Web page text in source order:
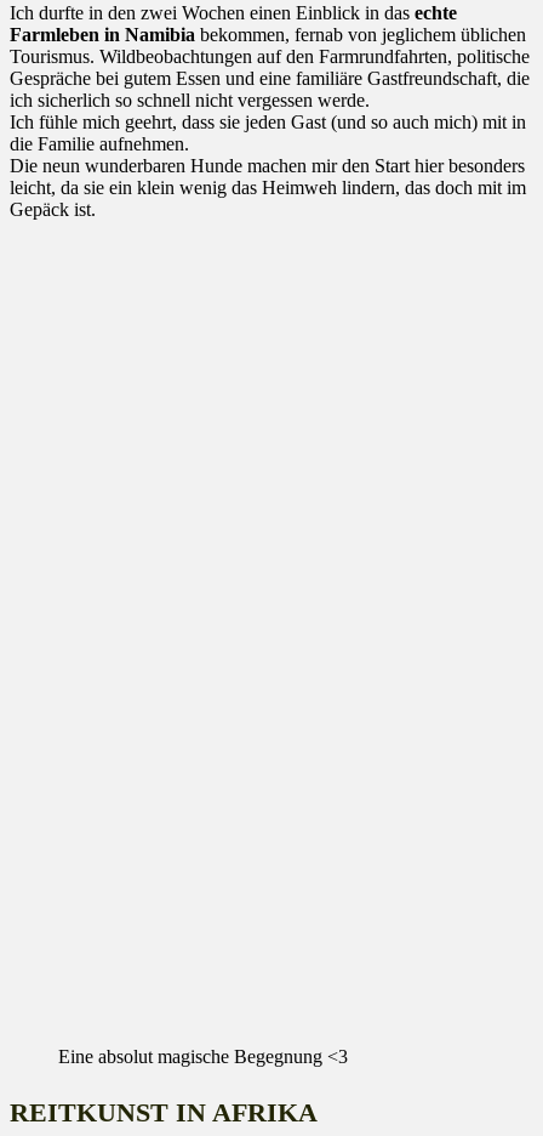
Ich durfte in den zwei Wochen einen Einblick in das echte
Farmleben in Namibia bekommen, fernab von jeglichem üblichen
Tourismus. Wildbeobachtungen auf den Farmrundfahrten, politische
Gespräche bei gutem Essen und eine familiäre Gastfreundschaft, die
ich sicherlich so schnell nicht vergessen werde.
Ich fühle mich geehrt, dass sie jeden Gast (und so auch mich) mit in
die Familie aufnehmen.
Die neun wunderbaren Hunde machen mir den Start hier besonders
leicht, da sie ein klein wenig das Heimweh lindern, das doch mit im
Gepäck ist.
Eine absolut magische Begegnung <3
REITKUNST IN AFRIKA